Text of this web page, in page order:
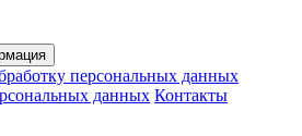
персональных данных
данных Контакты